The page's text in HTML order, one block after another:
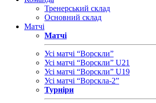
Тренерський склад
Основний склад
Матчі
Матчі
Усі матчі “Ворскли”
Усі матчі “Ворскли” U21
Усі матчі “Ворскли” U19
Усі матчі “Ворскла-2”
Турніри